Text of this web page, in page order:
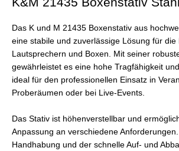
Das K und M 21435 Boxenstativ aus
eine stabile und zuverlässige Lösung für die
Lautsprechern und Boxen. Mit seiner
gewährleistet es eine hohe Tragfähigkeit
ideal für den professionellen Einsatz in
Proberäumen oder bei Live-Events.
Das Stativ ist höhenverstellbar und
Anpassung an verschiedene
Handhabung und der schnelle Auf- und